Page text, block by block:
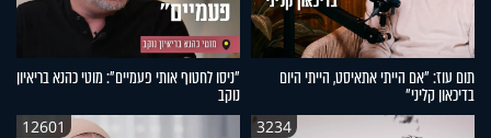
תום עוז: "אם הייתי אתאיסט, הייתי היום
בדיכאון קליני"
"ניסו לחטוף אותי פעמיים": מוטי כהנא בריאיון
נוקב
3234
12601